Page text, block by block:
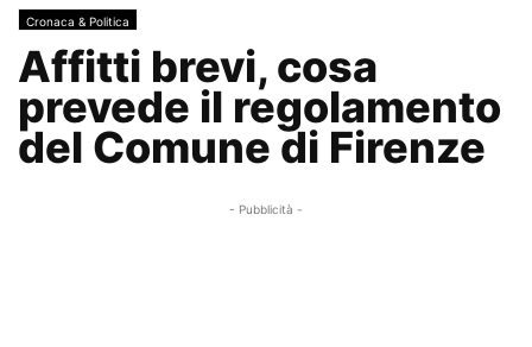
Cronaca & Politica
Affitti brevi, cosa
prevede il regolamento
del Comune di Firenze
- Pubblicità -